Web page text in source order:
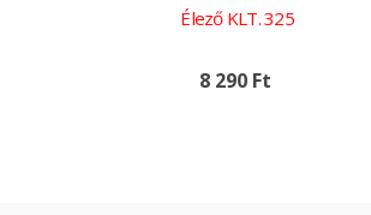
Élező KLT. 325
8 290 Ft